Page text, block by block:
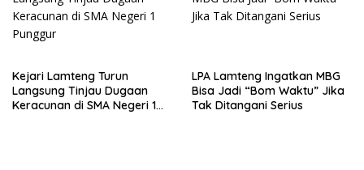
Kejari Lamteng Turun
Langsung Tinjau Dugaan
Keracunan di SMA Negeri 1
LPA Lamteng Ingatkan MBG
Bisa Jadi “Bom Waktu” Jika
Tak Ditangani Serius